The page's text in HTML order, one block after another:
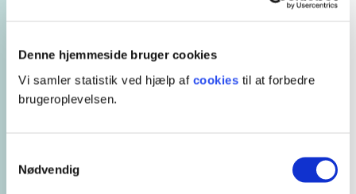
Denne hjemmeside bruger cookies
Vi samler statistik ved hjælp af cookies til at forbedre
brugeroplevelsen.
Nødvendig
Hent læringsobjekt
Problemformuleringer